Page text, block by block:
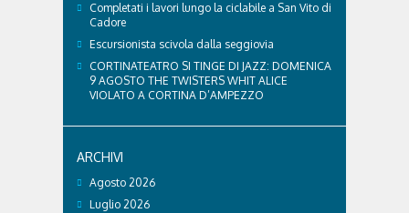
Completati i lavori lungo la ciclabile a San Vito di
Cadore
Escursionista scivola dalla seggiovia
CORTINATEATRO SI TINGE DI JAZZ: DOMENICA
9 AGOSTO THE TWISTERS WHIT ALICE
VIOLATO A CORTINA D’AMPEZZO
ARCHIVI
Agosto 2026
Luglio 2026